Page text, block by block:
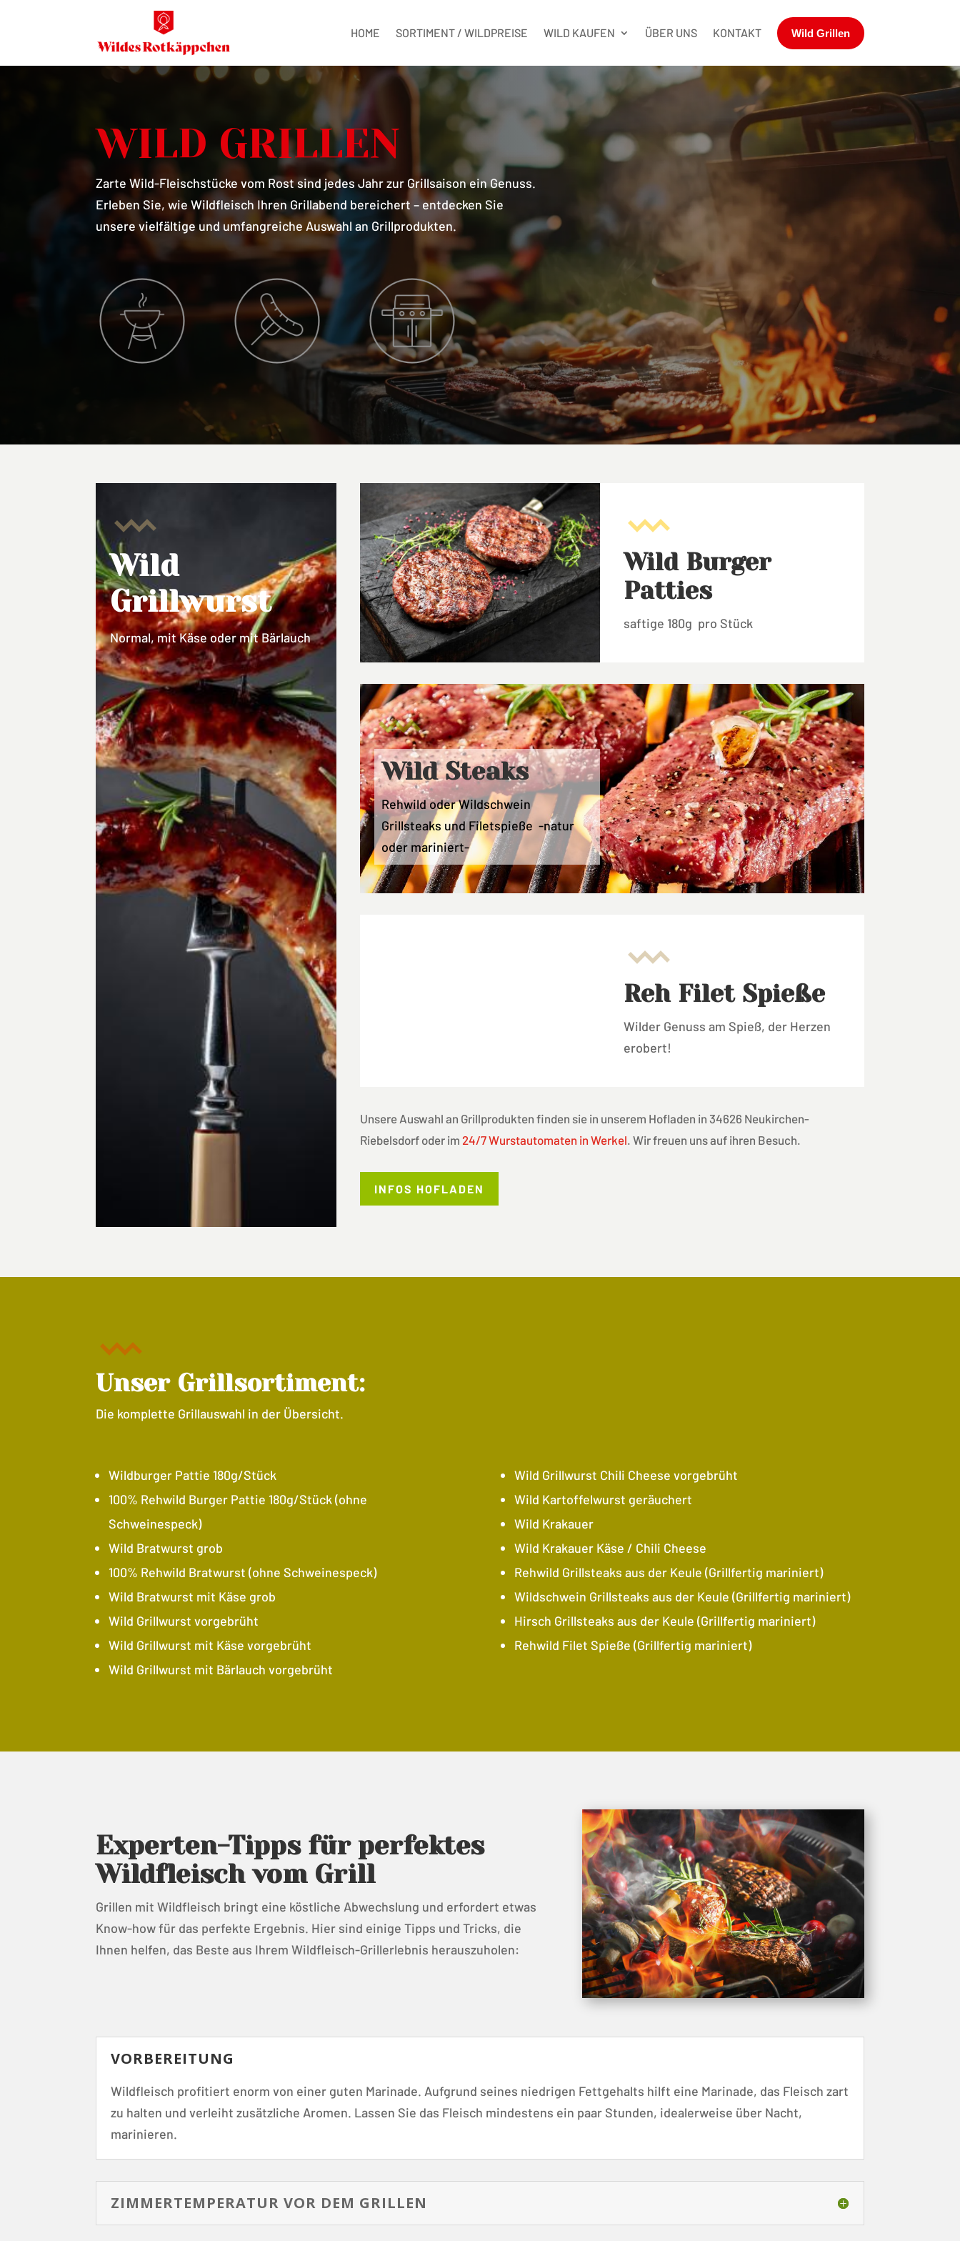
HOME SORTIMENT / WILDPREISE WILD KAUFEN ÜBER UNS KONTAKT Wild Grillen
WILD GRILLEN
Zarte Wild-Fleischstücke vom Rost sind jedes Jahr zur Grillsaison ein Genuss.
Erleben Sie, wie Wildfleisch Ihren Grillabend bereichert – entdecken Sie
unsere vielfältige und umfangreiche Auswahl an Grillprodukten.
Wild
Grillwurst
Normal, mit Käse oder mit Bärlauch
Wild Burger
Patties
saftige 180g pro Stück
Wild Steaks
Rehwild oder Wildschwein
Grillsteaks und Filetspieße -natur
oder mariniert-
Reh Filet Spieße
Wilder Genuss am Spieß, der Herzen
erobert!
Unsere Auswahl an Grillprodukten finden sie in unserem Hofladen in 34626 Neukirchen-
Riebelsdorf oder im 24/7 Wurstautomaten in Werkel. Wir freuen uns auf ihren Besuch.
INFOS HOFLADEN
Unser Grillsortiment:
Die komplette Grillauswahl in der Übersicht.
Wildburger Pattie 180g/Stück
100% Rehwild Burger Pattie 180g/Stück (ohne
Schweinespeck)
Wild Bratwurst grob
100% Rehwild Bratwurst (ohne Schweinespeck)
Wild Bratwurst mit Käse grob
Wild Grillwurst vorgebrüht
Wild Grillwurst mit Käse vorgebrüht
Wild Grillwurst mit Bärlauch vorgebrüht
Wild Grillwurst Chili Cheese vorgebrüht
Wild Kartoffelwurst geräuchert
Wild Krakauer
Wild Krakauer Käse / Chili Cheese
Rehwild Grillsteaks aus der Keule (Grillfertig mariniert)
Wildschwein Grillsteaks aus der Keule (Grillfertig mariniert)
Hirsch Grillsteaks aus der Keule (Grillfertig mariniert)
Rehwild Filet Spieße (Grillfertig mariniert)
Experten-Tipps für perfektes
Wildfleisch vom Grill
Grillen mit Wildfleisch bringt eine köstliche Abwechslung und erfordert etwas
Know-how für das perfekte Ergebnis. Hier sind einige Tipps und Tricks, die
Ihnen helfen, das Beste aus Ihrem Wildfleisch-Grillerlebnis herauszuholen:
VORBEREITUNG
Wildfleisch profitiert enorm von einer guten Marinade. Aufgrund seines niedrigen Fettgehalts hilft eine Marinade, das Fleisch zart
zu halten und verleiht zusätzliche Aromen. Lassen Sie das Fleisch mindestens ein paar Stunden, idealerweise über Nacht,
marinieren.
ZIMMERTEMPERATUR VOR DEM GRILLEN